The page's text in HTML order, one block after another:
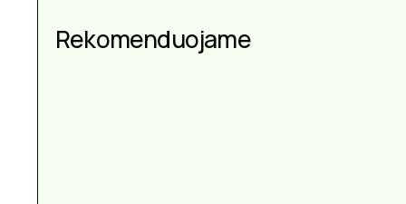
Rekomenduojame
Aksesuarai kiekvienai
progai